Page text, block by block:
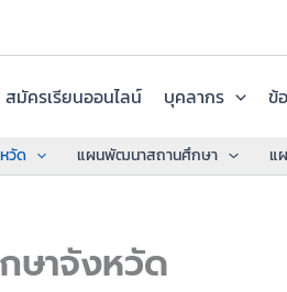
สมัครเรียนออนไลน์ บุคลากร ข้
วัด แผนพัฒนาสถานศึกษา แ
ษาจังหวัด